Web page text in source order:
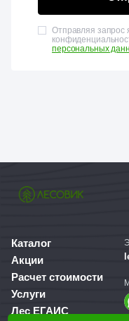
Отправляя запрос
персональных
Каталог
Акции
Расчет стоимости
Услуги
Лес ЕГАИС